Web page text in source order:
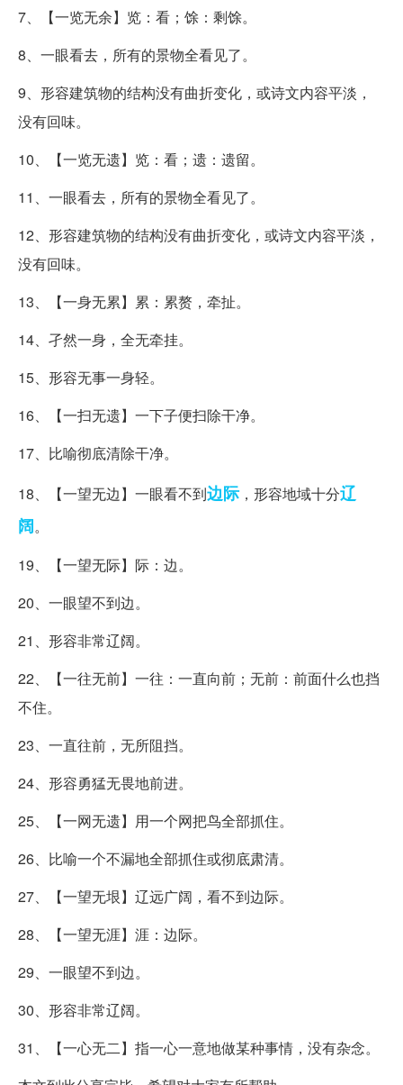
7、【一览无余】览：看；馀：剩馀。
8、一眼看去，所有的景物全看见了。
9、形容建筑物的结构没有曲折变化，或诗文内容平淡，
没有回味。
10、【一览无遗】览：看；遗：遗留。
11、一眼看去，所有的景物全看见了。
12、形容建筑物的结构没有曲折变化，或诗文内容平淡，
没有回味。
13、【一身无累】累：累赘，牵扯。
14、孑然一身，全无牵挂。
15、形容无事一身轻。
16、【一扫无遗】一下子便扫除干净。
17、比喻彻底清除干净。
18、【一望无边】一眼看不到边际，形容地域十分辽
阔。
19、【一望无际】际：边。
20、一眼望不到边。
21、形容非常辽阔。
22、【一往无前】一往：一直向前；无前：前面什么也挡
不住。
23、一直往前，无所阻挡。
24、形容勇猛无畏地前进。
25、【一网无遗】用一个网把鸟全部抓住。
26、比喻一个不漏地全部抓住或彻底肃清。
27、【一望无垠】辽远广阔，看不到边际。
28、【一望无涯】涯：边际。
29、一眼望不到边。
30、形容非常辽阔。
31、【一心无二】指一心一意地做某种事情，没有杂念。